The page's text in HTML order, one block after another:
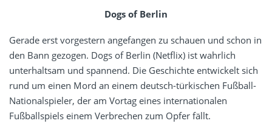
Dogs of Berlin
Gerade erst vorgestern angefangen zu schauen und schon in
den Bann gezogen. Dogs of Berlin (Netflix) ist wahrlich
unterhaltsam und spannend. Die Geschichte entwickelt sich
rund um einen Mord an einem deutsch-türkischen Fußball-
Nationalspieler, der am Vortag eines internationalen
Fußballspiels einem Verbrechen zum Opfer fällt.